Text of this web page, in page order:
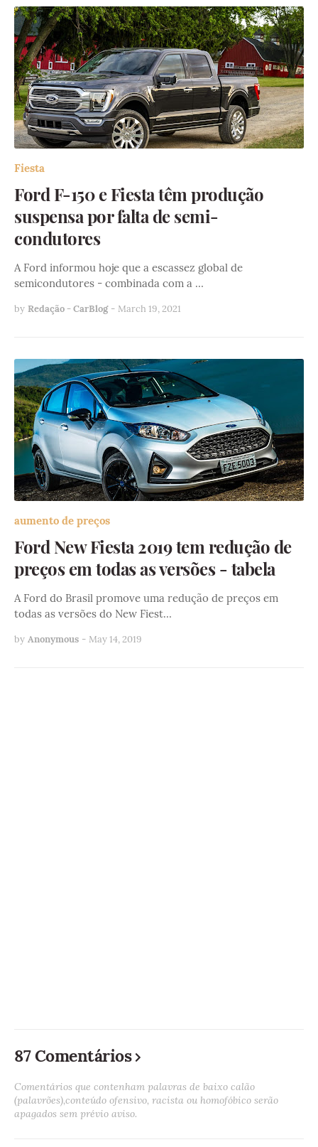
Fiesta
Ford F-150 e Fiesta têm produção
suspensa por falta de semi-
condutores
A Ford informou hoje que a escassez global de
semicondutores - combinada com a …
by Redação - CarBlog - March 19, 2021
aumento de preços
Ford New Fiesta 2019 tem redução de
preços em todas as versões - tabela
A Ford do Brasil promove uma redução de preços em
todas as versões do New Fiest…
by Anonymous - May 14, 2019
87 Comentários
Comentários que contenham palavras de baixo calão
(palavrões),conteúdo ofensivo, racista ou homofóbico serão
apagados sem prévio aviso.